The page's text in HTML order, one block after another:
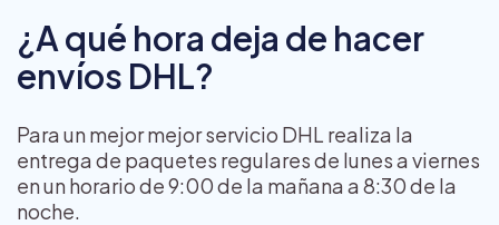
¿A qué hora deja de hacer
envíos DHL?
Para un mejor mejor servicio DHL realiza la
entrega de paquetes regulares de lunes a viernes
en un horario de 9:00 de la mañana a 8:30 de la
noche.